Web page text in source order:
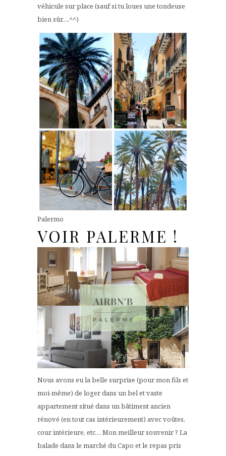
véhicule sur place (sauf si tu loues une tondeuse
bien sûr….^^)
Palermo
VOIR PALERME !
Nous avons eu la belle surprise (pour mon fils et
moi-même) de loger dans un bel et vaste
appartement situé dans un bâtiment ancien
rénové (en tout cas intérieurement) avec voûtes,
cour intérieure, etc… Mon meilleur souvenir ? La
balade dans le marché du Capo et le repas pris